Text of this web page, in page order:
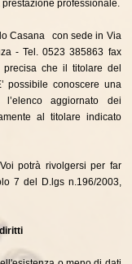
professionale.
Casana con sede in Via
- Tel. 0523 385863 fax
che il titolare del
possibile conoscere una
aggiornato dei
al titolare indicato
potrà rivolgersi per far
7 del D.lgs n.196/2003,